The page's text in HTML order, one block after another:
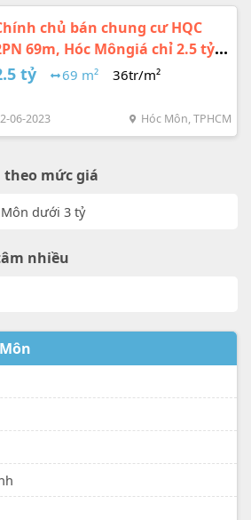
chủ bán chung cư HQC
69m, Hóc Môngiá chỉ 2.5 tỷ
tỷ 69 m² 36tr/m²
06-2023 Hóc Môn, TPHCM
theo mức giá
dưới 3 tỷ
nhiều